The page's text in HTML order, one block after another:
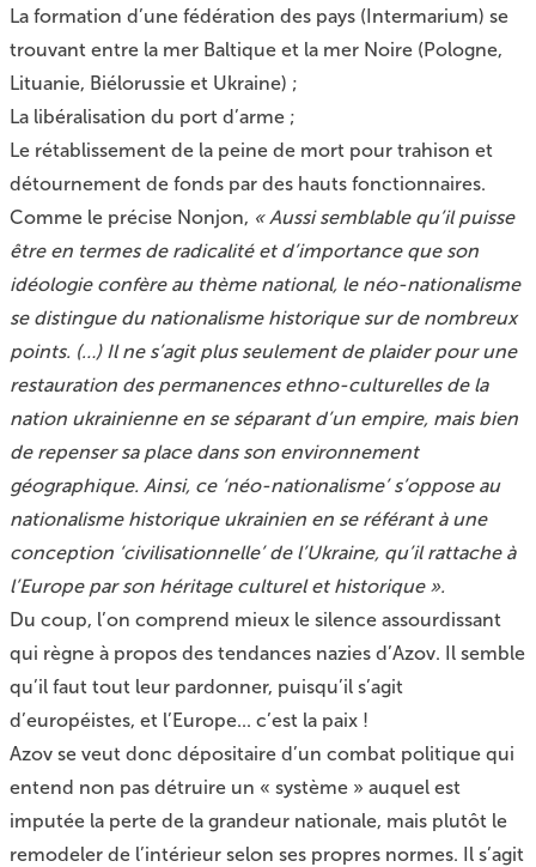
La formation d’une fédération des pays (Intermarium) se
trouvant entre la mer Baltique et la mer Noire (Pologne,
Lituanie, Biélorussie et Ukraine) ;
La libéralisation du port d’arme ;
Le rétablissement de la peine de mort pour trahison et
détournement de fonds par des hauts fonctionnaires.
Comme le précise Nonjon, « Aussi semblable qu’il puisse
être en termes de radicalité et d’importance que son
idéologie confère au thème national, le néo-nationalisme
se distingue du nationalisme historique sur de nombreux
points. (…) Il ne s’agit plus seulement de plaider pour une
restauration des permanences ethno-culturelles de la
nation ukrainienne en se séparant d’un empire, mais bien
de repenser sa place dans son environnement
géographique. Ainsi, ce ‘néo-nationalisme’ s’oppose au
nationalisme historique ukrainien en se référant à une
conception ‘civilisationnelle’ de l’Ukraine, qu’il rattache à
l’Europe par son héritage culturel et historique ».
Du coup, l’on comprend mieux le silence assourdissant
qui règne à propos des tendances nazies d’Azov. Il semble
qu’il faut tout leur pardonner, puisqu’il s’agit
d’européistes, et l’Europe... c’est la paix !
Azov se veut donc dépositaire d’un combat politique qui
entend non pas détruire un « système » auquel est
imputée la perte de la grandeur nationale, mais plutôt le
remodeler de l’intérieur selon ses propres normes. Il s’agit